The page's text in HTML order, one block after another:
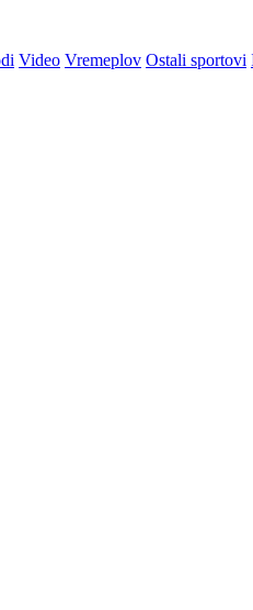
Video Vremeplov Ostali sportovi